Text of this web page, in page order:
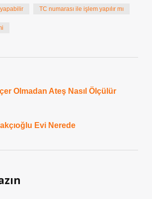
TC numarası ile işlem yapılır mı
Olmadan Ateş Nasıl Ölçülür
Evi Nerede